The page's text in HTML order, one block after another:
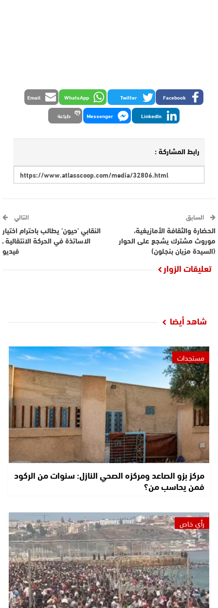
Facebook
Twitter
WhatsApp
Email
LinkedIn
Messenger طباعة
رابط المشاركة :
السابق
الحضارة والثقافة الأمازيغية،
موروث مشترك يشجع على الحوار
(السيدة مزيان بنجلون)
التالي
النقابي ’حيون’ يطالب باحترام اختيار
الاساتذة في الحركة الانتقالية ـ
فيديو
تعليقات الزوار
شاهد أيضا
مستجدات
مركز بزو الصاعد ومركزه الصحي النازل: سنوات من الركود
فمن يحاسب من؟
رأي خاص